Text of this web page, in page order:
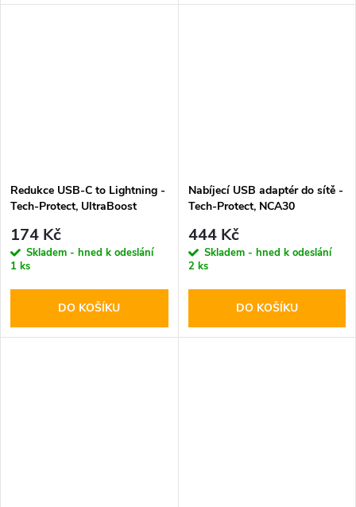
Redukce USB-C to Lightning -
Tech-Protect, UltraBoost
174 Kč
Skladem - hned k odeslání
1 ks
DO KOŠÍKU
Nabíjecí USB adaptér do sítě -
Tech-Protect, NCA30
444 Kč
Skladem - hned k odeslání
2 ks
DO KOŠÍKU